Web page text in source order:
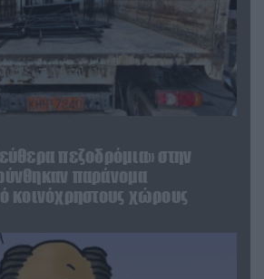
πεζοδρόμια» στην
παράνομα
κοινόχρηστους χώρους